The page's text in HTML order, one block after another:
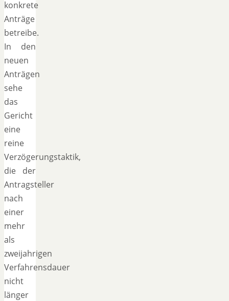
konkrete
Anträge
betreibe.
In den
neuen
Anträgen
sehe
das
Gericht
eine
reine
Verzögerungstaktik,
die der
Antragsteller
nach
einer
mehr
als
zweijahrigen
Verfahrensdauer
nicht
länger